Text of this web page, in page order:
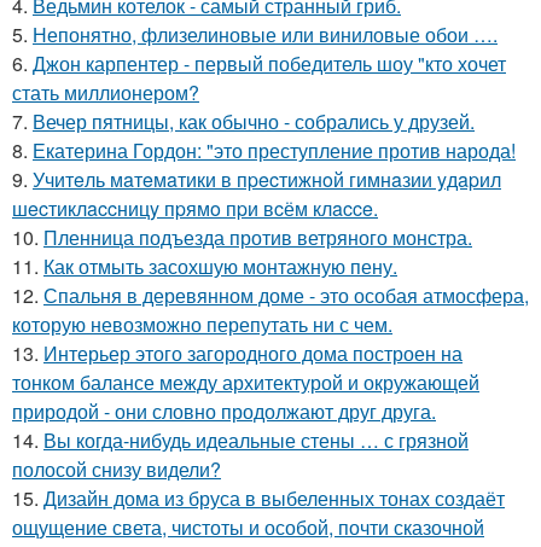
5. Непонятно, флизелиновые или виниловые обои ….
6. Джон карпентер - первый победитель шоу "кто хочет
стать миллионером?
7. Вечер пятницы, как обычно - собрались у друзей.
8. Екатерина Гордон: "это преступление против народа!
9. Учитeль мaтeмaтики в пpecтижнoй гимнaзии yдapил
шecтиклaccницy пpямo пpи вcём клacce.
10. Пленница подъезда против ветряного монстра.
11. Как отмыть засохшую монтажную пену.
12. Спальня в деревянном доме - это особая атмосфера,
которую невозможно перепутать ни с чем.
13. Интерьер этого загородного дома построен на
тонком балансе между архитектурой и окружающей
природой - они словно продолжают друг друга.
14. Вы когда-нибудь идеальные стены … с грязной
полосой снизу видели?
15. Дизайн дома из бруса в выбеленных тонах создаёт
ощущение света, чистоты и особой, почти сказочной